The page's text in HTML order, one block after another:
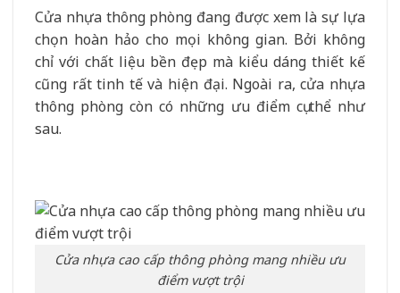
Cửa nhựa thông phòng đang được xem là sự lựa
chọn hoàn hảo cho mọi không gian. Bởi không
chỉ với chất liệu bền đẹp mà kiểu dáng thiết kế
cũng rất tinh tế và hiện đại. Ngoài ra, cửa nhựa
thông phòng còn có những ưu điểm cụ thể như
sau.
Cửa nhựa cao cấp thông phòng mang nhiều ưu
điểm vượt trội